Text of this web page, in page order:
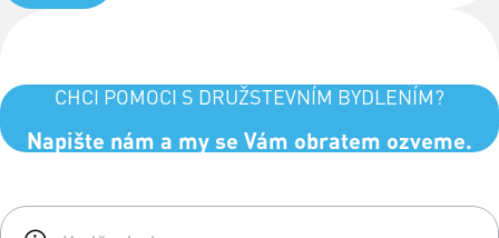
CHCI POMOCI S DRUŽSTEVNÍM BYDLENÍM?
Napište nám a my se Vám obratem ozveme.